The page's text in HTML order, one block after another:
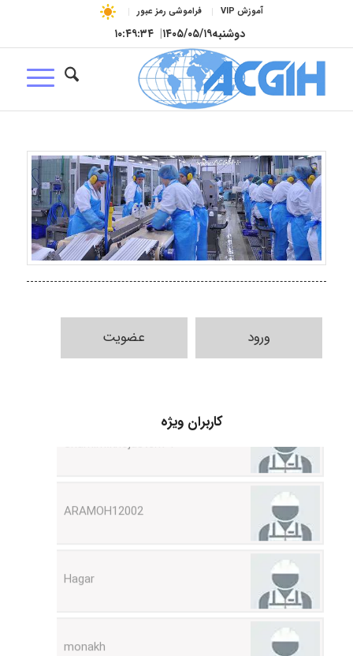
آموزش VIP فراموشی رمز عبور
دوشنبه۱۴۰۵/۰۵/۱۹| ۱۰:۴۹:۳۴
ورود عضویت
کاربران ویژه